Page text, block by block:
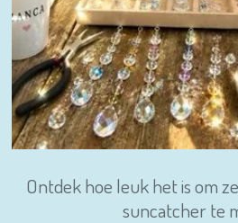
Ontdek hoe leuk het is om
suncatcher te